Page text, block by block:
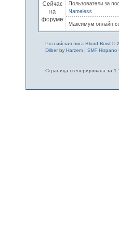
Пользователи за
Nameless
Максимум онлайн
Российская лига Blood Bowl ©
Dilberby Harzem| SMF Hispano
Страница сгенерирована за